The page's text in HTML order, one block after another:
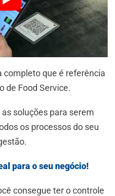
que é referência
de Food Service.
soluções para serem
os processos do seu
para o seu negócio!
consegue ter o controle